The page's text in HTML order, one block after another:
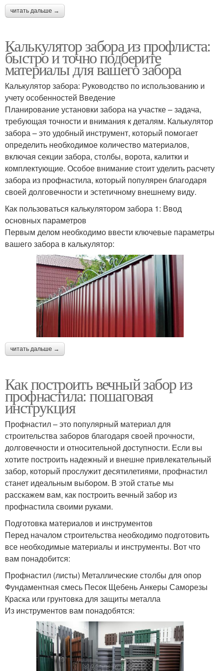
читать дальше →
Калькулятор забора из профлиста:
быстро и точно подберите
материалы для вашего забора
Калькулятор забора: Руководство по использованию и
учету особенностей Введение
Планирование установки забора на участке – задача,
требующая точности и внимания к деталям. Калькулятор
забора – это удобный инструмент, который помогает
определить необходимое количество материалов,
включая секции забора, столбы, ворота, калитки и
комплектующие. Особое внимание стоит уделить расчету
забора из профнастила, который популярен благодаря
своей долговечности и эстетичному внешнему виду.
Как пользоваться калькулятором забора 1: Ввод
основных параметров
Первым делом необходимо ввести ключевые параметры
вашего забора в калькулятор:
читать дальше →
Как построить вечный забор из
профнастила: пошаговая
инструкция
Профнастил – это популярный материал для
строительства заборов благодаря своей прочности,
долговечности и относительной доступности. Если вы
хотите построить надежный и внешне привлекательный
забор, который прослужит десятилетиями, профнастил
станет идеальным выбором. В этой статье мы
расскажем вам, как построить вечный забор из
профнастила своими руками.
Подготовка материалов и инструментов
Перед началом строительства необходимо подготовить
все необходимые материалы и инструменты. Вот что
вам понадобится:
Профнастил (листы) Металлические столбы для опор
Фундаментная смесь Песок Щебень Анкеры Саморезы
Краска или грунтовка для защиты металла
Из инструментов вам понадобятся: